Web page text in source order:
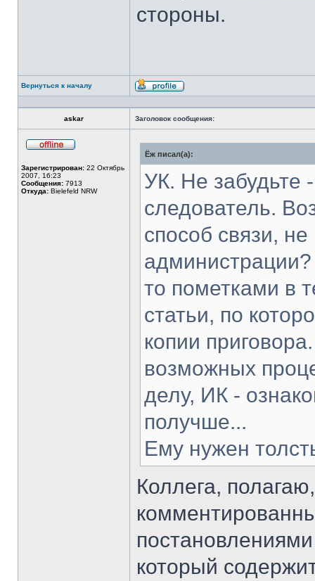
стороны.
Вернуться к началу
Профиль
askar Заголовок сообщения:
сети
Зарегистрирован: 22 Октябрь
2007, 16:23
Сообщения: 7913
Откуда: Bielefeld NRW
Ёж писал(а):
УК. Не
следователь.
способ связи,
то пометками в
статьи, по
копии
возможных
делу, ИК -
получше...
Ему нужен
Коллега,
который